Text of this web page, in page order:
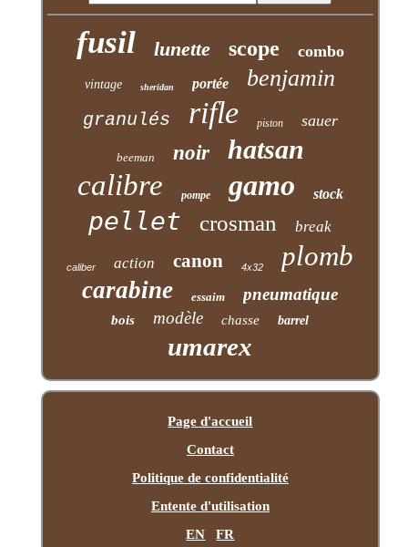
fusil lunette scope combo
vintage sheridan portée benjamin
granulés rifle piston sauer
beeman noir hatsan
calibre pompe gamo stock
pellet crosman break
caliber action canon 4x32 plomb
carabine essaim pneumatique
bois modèle chasse barrel
umarex
Page d'accueil
Contact
Politique de confidentialité
Entente d'utilisation
EN
FR